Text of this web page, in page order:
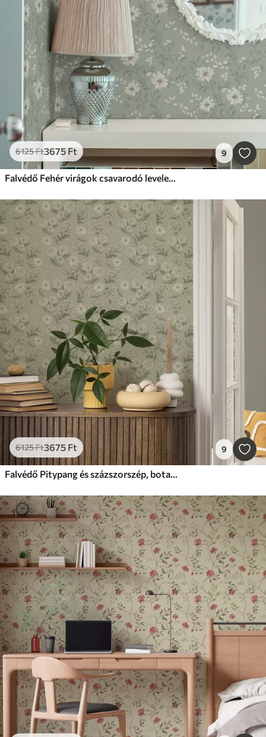
6125Ft3675 Ft 9
Falvédő Fehér virágok csavarodó levelekkel
6125Ft3675 Ft 9
Falvédő Pitypang és százszorszép, botanikai minta szürke-zöld háttéren